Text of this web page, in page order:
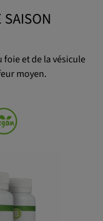
SAISON
et de la vésicule
moyen.